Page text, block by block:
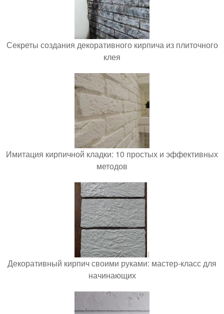
Секреты создания декоративного кирпича из плиточного
клея
Имитация кирпичной кладки: 10 простых и эффективных
методов
Декоративный кирпич своими руками: мастер-класс для
начинающих